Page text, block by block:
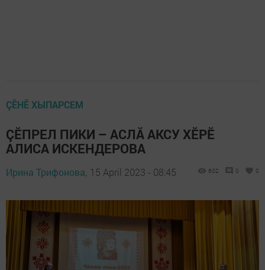
ÇӖНӖ ХЫПАРСЕМ
ÇӖПРЕЛ ПИКИ – АСЛĂ АКСУ ХӖРӖ
АЛИСА ИСКЕНДЕРОВА
Ирина Трифонова, 15 April 2023 - 08:45 602 0 0